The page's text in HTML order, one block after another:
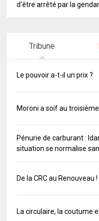
d'être arrêté par la
Tribune
Le pouvoir a-t-il un prix ?
Moroni a soif au
Pénurie de carburant :
situation se normalise
De la CRC au Renouveau !
La circulaire, la coutume